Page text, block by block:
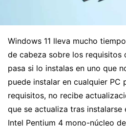
Windows 11 lleva mucho
de cabeza sobre los requisitos
pasa si lo instalas en uno que
puede instalar en cualquier PC
requisitos, no recibe
que se actualiza tras instalarse
Intel Pentium 4 mono-núcleo